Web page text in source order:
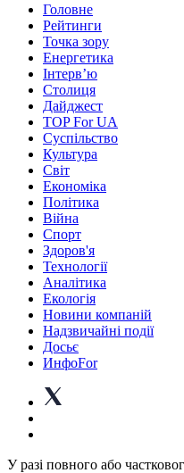
Головне
Рейтинги
Точка зору
Енергетика
Інтерв’ю
Столиця
Дайджест
TOP For UA
Суспiльство
Культура
Світ
Економіка
Політика
Війна
Спорт
Здоров'я
Технології
Аналітика
Екологія
Новини компаній
Надзвичайні події
Досьє
ИнфоFor
У разі повного або